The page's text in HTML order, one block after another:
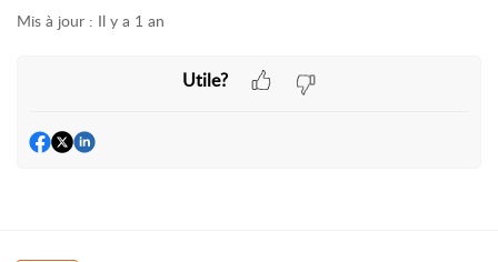
Mis à jour : Il y a 1 an
Utile?